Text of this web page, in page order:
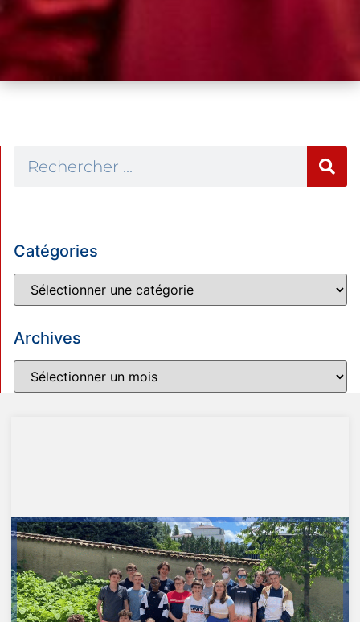
Catégories
Archives